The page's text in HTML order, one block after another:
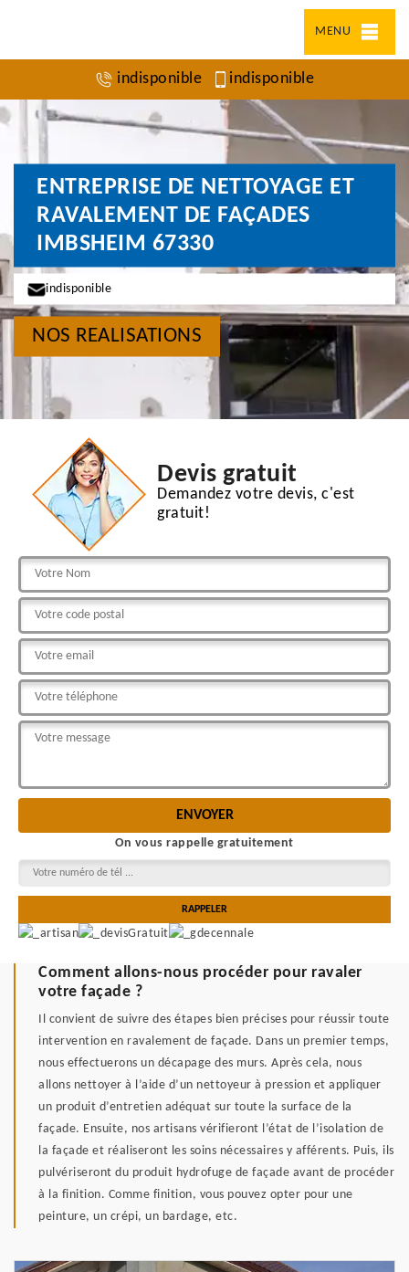
MENU
indisponible indisponible
ENTREPRISE DE NETTOYAGE ET
RAVALEMENT DE FAÇADES
IMBSHEIM 67330
indisponible
NOS REALISATIONS
Devis gratuit
Demandez votre devis, c'est
gratuit!
On vous rappelle gratuitement
Comment allons-nous procéder pour ravaler
votre façade ?
Il convient de suivre des étapes bien précises pour réussir toute
intervention en ravalement de façade. Dans un premier temps,
nous effectuerons un décapage des murs. Après cela, nous
allons nettoyer à l’aide d’un nettoyeur à pression et appliquer
un produit d’entretien adéquat sur toute la surface de la
façade. Ensuite, nos artisans vérifieront l’état de l’isolation de
la façade et réaliseront les soins nécessaires y afférents. Puis, ils
pulvériseront du produit hydrofuge de façade avant de procéder
à la finition. Comme finition, vous pouvez opter pour une
peinture, un crépi, un bardage, etc.